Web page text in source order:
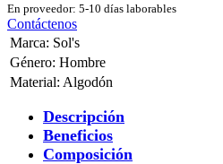
En proveedor: 5-10 días laborables
Contáctenos
Marca: Sol's
Género: Hombre
Material: Algodón
Descripción
Beneficios
Composición